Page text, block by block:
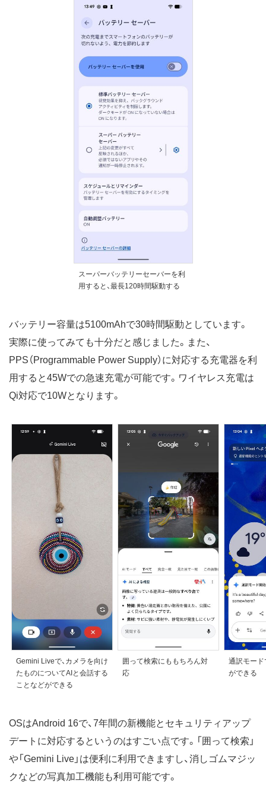
スーパーバッテリーセーバーを利
用すると、最長120時間駆動する
バッテリー容量は5100mAhで30時間駆動としています。
実際に使ってみても十分だと感じました。また、
PPS（Programmable Power Supply）に対応する充電器を利
用すると45Wでの急速充電が可能です。ワイヤレス充電は
Qi対応で10Wとなります。
Gemini Liveで、カメラを向け
たものについてAIと会話する
ことなどができる
囲って検索にももちろん対
応
通訳モード
ができる
OSはAndroid 16で、7年間の新機能とセキュリティアップ
デートに対応するというのはすごい点です。「囲って検索」
や「Gemini Live」は便利に利用できますし、消しゴムマジッ
クなどの写真加工機能も利用可能です。